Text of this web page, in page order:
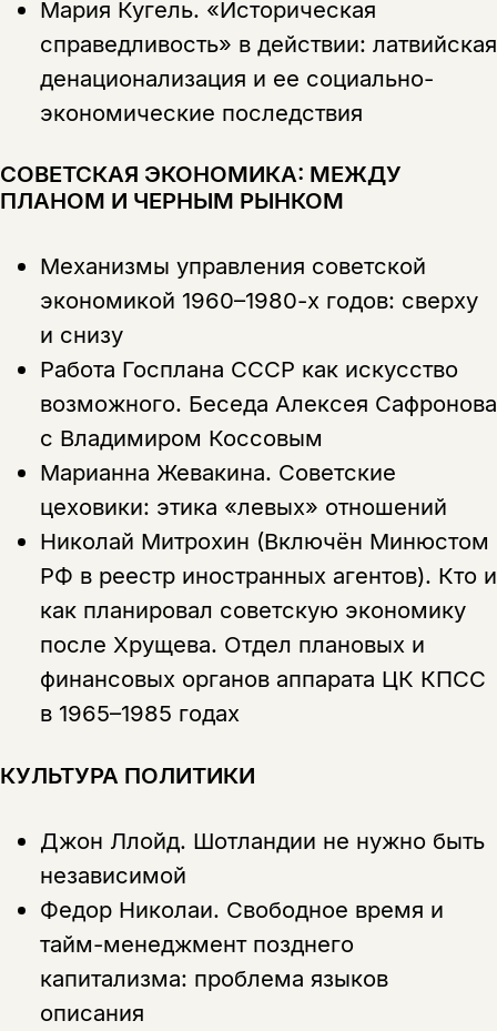
Мария Кугель. «Историческая
справедливость» в действии: латвийская
денационализация и ее социально-
экономические последствия
СОВЕТСКАЯ ЭКОНОМИКА: МЕЖДУ
ПЛАНОМ И ЧЕРНЫМ РЫНКОМ
Механизмы управления советской
экономикой 1960–1980-х годов: сверху
и снизу
Работа Госплана СССР как искусство
возможного. Беседа Алексея Сафронова
с Владимиром Коссовым
Марианна Жевакина. Советские
цеховики: этика «левых» отношений
Николай Митрохин (Включён Минюстом
РФ в реестр иностранных агентов). Кто и
как планировал советскую экономику
после Хрущева. Отдел плановых и
финансовых органов аппарата ЦК КПСС
в 1965–1985 годах
КУЛЬТУРА ПОЛИТИКИ
Джон Ллойд. Шотландии не нужно быть
независимой
Федор Николаи. Свободное время и
тайм-менеджмент позднего
капитализма: проблема языков
описания
Поделиться
Я соглашаюсь с Политикой конфиденциальности
Я соглашаюсь с Политикой конфиденциальности
подписаться
вам уже исполнилось 18 лет?